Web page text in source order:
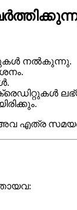
നൽകുന്നു.
എത്ര